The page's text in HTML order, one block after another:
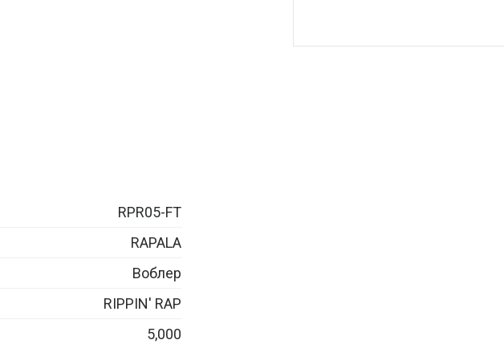
RPR05-FT
RAPALA
Воблер
RIPPIN' RAP
5,000